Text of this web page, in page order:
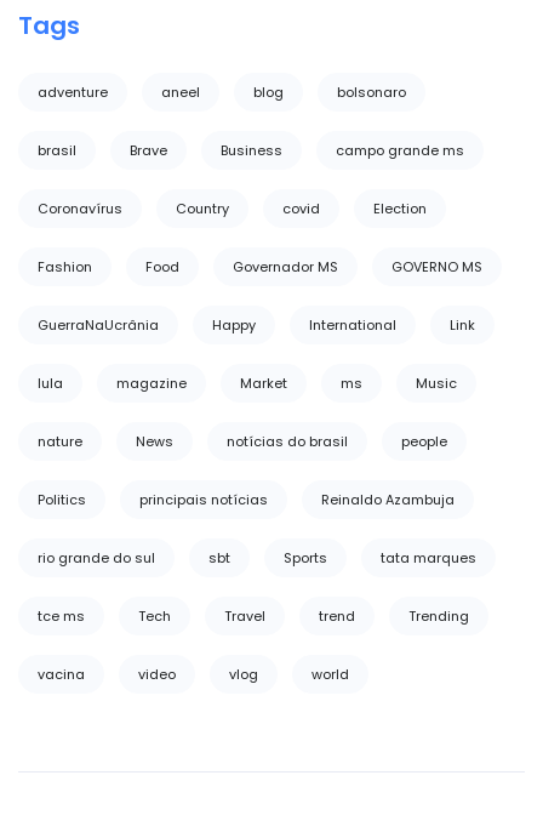
Tags
adventure aneel blog bolsonaro
brasil Brave Business campo grande ms
Coronavírus Country covid Election
Fashion Food Governador MS GOVERNO MS
GuerraNaUcrânia Happy International Link
lula magazine Market ms Music
nature News notícias do brasil people
Politics principais notícias Reinaldo Azambuja
rio grande do sul sbt Sports tata marques
tce ms Tech Travel trend Trending
vacina video vlog world